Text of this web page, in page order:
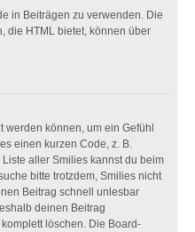
in Beiträgen zu verwenden. Die
die HTML bietet, können über
werden können, um ein Gefühl
einen kurzen Code, z. B.
aller Smilies kannst du beim
bitte trotzdem, Smilies nicht
Beitrag schnell unlesbar
deinen Beitrag
löschen. Die Board-